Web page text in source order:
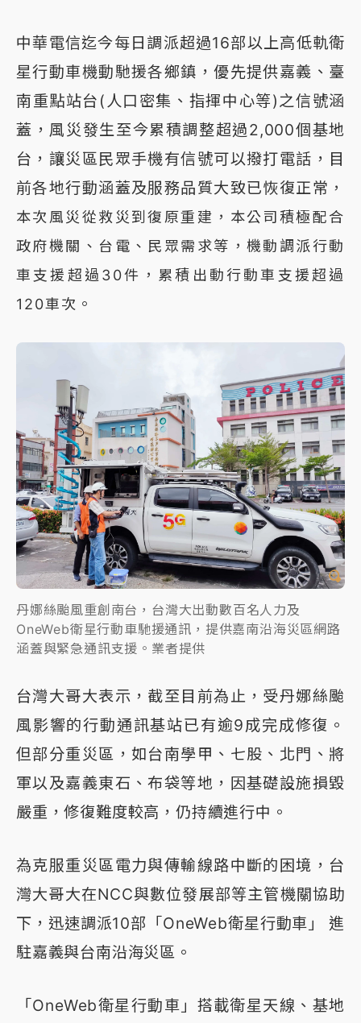
中華電信迄今每日調派超過16部以上高低軌衛
星行動車機動馳援各鄉鎮，優先提供嘉義、臺
南重點站台(人口密集、指揮中心等)之信號涵
蓋，風災發生至今累積調整超過2,000個基地
台，讓災區民眾手機有信號可以撥打電話，目
前各地行動涵蓋及服務品質大致已恢復正常 ，
本次風災從救災到復原重建，本公司積極配合
政府機關、台電、民眾需求等，機動調派行動
車支援超過30件，累積出動行動車支援超過
120車次。
丹娜絲颱風重創南台，台灣大出動數百名人力及
OneWeb衛星行動車馳援通訊，提供嘉南沿海災區網路
涵蓋與緊急通訊支援。業者提供
台灣大哥大表示，截至目前為止，受丹娜絲颱
風影響的行動通訊基站已有逾9成完成修復。
但部分重災區，如台南學甲、七股、北門、將
軍以及嘉義東石、布袋等地，因基礎設施損毀
嚴重，修復難度較高，仍持續進行中。
為克服重災區電力與傳輸線路中斷的困境，台
灣大哥大在NCC與數位發展部等主管機關協助
下，迅速調派10部「OneWeb衛星行動車」 進
駐嘉義與台南沿海災區。
「OneWeb衛星行動車」搭載衛星天線、基地